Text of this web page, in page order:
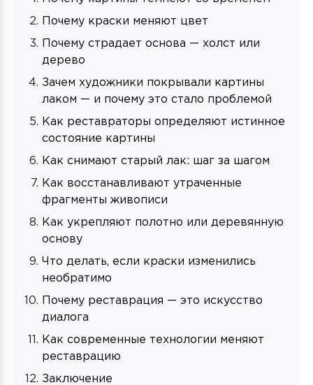
Почему краски меняют цвет
Почему страдает основа — холст или
дерево
Зачем художники покрывали картины
лаком — и почему это стало проблемой
Как реставраторы определяют истинное
состояние картины
Как снимают старый лак: шаг за шагом
Как восстанавливают утраченные
фрагменты живописи
Как укрепляют полотно или деревянную
основу
Что делать, если краски изменились
необратимо
Почему реставрация — это искусство
диалога
Как современные технологии меняют
реставрацию
Заключение